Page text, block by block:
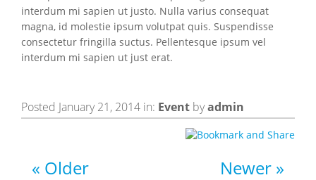
interdum mi sapien ut justo. Nulla varius consequat
magna, id molestie ipsum volutpat quis. Suspendisse
consectetur fringilla suctus. Pellentesque ipsum vel
interdum mi sapien ut just erat.
Posted January 21, 2014 in: Event byadmin
Older Newer